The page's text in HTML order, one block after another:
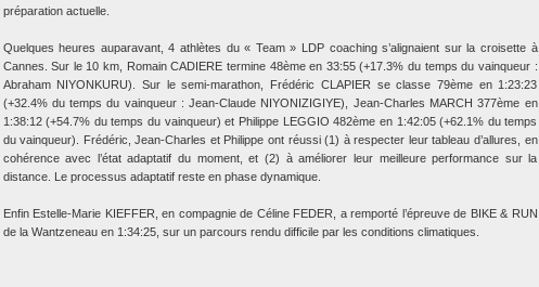
préparation actuelle.
Quelques heures auparavant, 4 athlètes du « Team » LDP coaching s’alignaient sur la croisette à
Cannes. Sur le 10 km, Romain CADIERE termine 48ème en 33:55 (+17.3% du temps du vainqueur :
Abraham NIYONKURU). Sur le semi-marathon, Frédéric CLAPIER se classe 79ème en 1:23:23
(+32.4% du temps du vainqueur : Jean-Claude NIYONIZIGIYE), Jean-Charles MARCH 377ème en
1:38:12 (+54.7% du temps du vainqueur) et Philippe LEGGIO 482ème en 1:42:05 (+62.1% du temps
du vainqueur). Frédéric, Jean-Charles et Philippe ont réussi (1) à respecter leur tableau d’allures, en
cohérence avec l’état adaptatif du moment, et (2) à améliorer leur meilleure performance sur la
distance. Le processus adaptatif reste en phase dynamique.
Enfin Estelle-Marie KIEFFER, en compagnie de Céline FEDER, a remporté l’épreuve de BIKE & RUN
de la Wantzeneau en 1:34:25, sur un parcours rendu difficile par les conditions climatiques.